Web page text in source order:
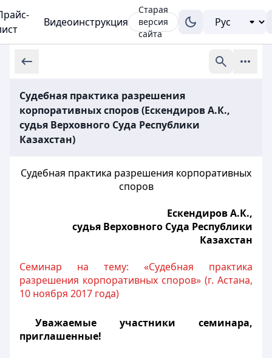
Видеоинструкция
Старая
версия
сайта
Судебная практика разрешения
корпоративных споров (Ескендиров А.К.,
судья Верховного Суда Республики
Казахстан)
Судебная практика разрешения корпоративных
споров
Ескендиров А.К.,
судья Верховного Суда Республики
Казахстан
Семинар на тему: «Судебная практика
разрешения корпоративных споров» (г. Астана,
10 ноября 2017 года)
Уважаемые участники семинара,
приглашенные!